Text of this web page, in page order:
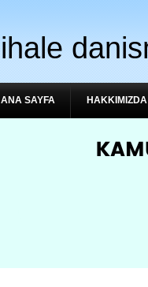
ihale
ANA SAYFA HAKKIMIZDA